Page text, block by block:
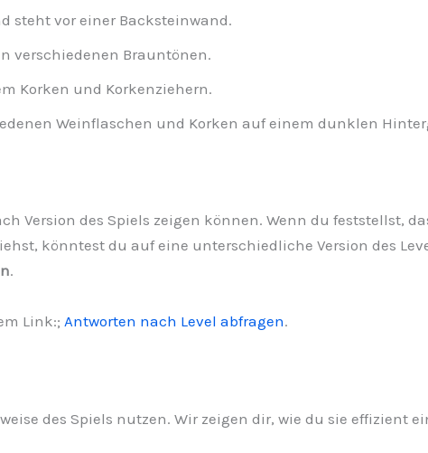
steht vor einer Backsteinwand.
verschiedenen Brauntönen.
Korken und Korkenziehern.
Weinflaschen und Korken auf einem dunklen
Version des Spiels zeigen können. Wenn du feststellst,
könntest du auf eine unterschiedliche Version des
.
Link:; Antworten nach Level abfragen.
des Spiels nutzen. Wir zeigen dir, wie du sie effizient